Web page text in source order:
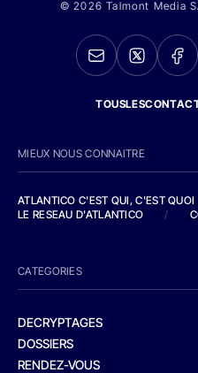
© 2026 Talmont Media
MIEUX NOUS CONNAITRE
ATLANTICO C'EST QUI, C'EST QUOI
LE RESEAU D'ATLANTICO
/
CATEGORIES
DECRYPTAGES
DOSSIERS
RENDEZ-VOUS